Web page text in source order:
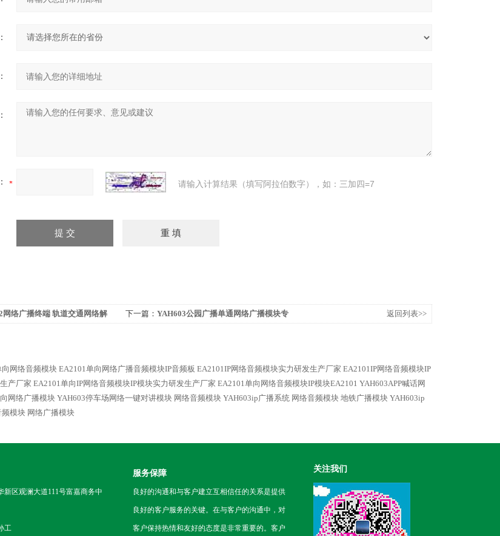
请输入计算结果（填写阿拉伯数字），如：三加四=7
网络广播终端 轨道交通网络解
下一篇： YAH603公园广播单通网络广播模块专
返回列表>>
向网络音频模块 EA2101单向网络广播音频模块IP音频板 EA2101IP网络音频模块实力研发生产厂家 EA2101IP网络音频模块IP
产厂家 EA2101单向IP网络音频模块IP模块实力研发生产厂家 EA2101单向网络音频模块IP模块EA2101 YAH603APP喊话网
网络广播模块 YAH603停车场网络一键对讲模块 网络音频模块 YAH603ip广播系统 网络音频模块 地铁广播模块 YAH603ip
模块 网络广播模块
新区观澜大道111号富嘉商务中
工
服务保障
良好的沟通和与客户建立互相信任的关系是提供
良好的客户服务的关键。在与客户的沟通中，对
客户保持热情和友好的态度是非常重要的。客户
关注我们